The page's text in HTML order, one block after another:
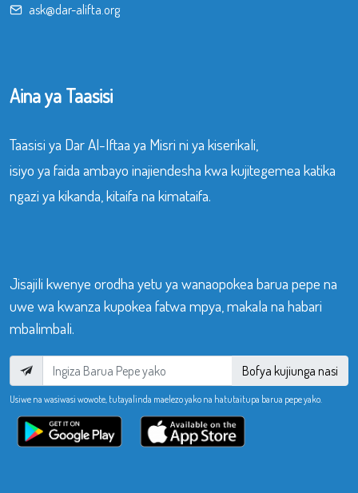
ask@dar-alifta.org
Aina ya Taasisi
Taasisi ya Dar Al-Iftaa ya Misri ni ya kiserikali,
isiyo ya faida ambayo inajiendesha kwa kujitegemea katika
ngazi ya kikanda, kitaifa na kimataifa.
Jisajili kwenye orodha yetu ya wanaopokea barua pepe na
uwe wa kwanza kupokea fatwa mpya, makala na habari
mbalimbali.
Bofya kujiunga nasi
Usiwe na wasiwasi wowote, tutayalinda maelezo yako na hatutaitupa barua pepe yako.